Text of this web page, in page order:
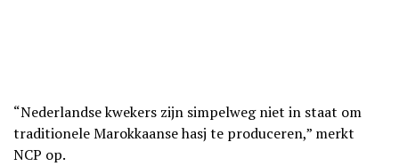
“Nederlandse kwekers zijn simpelweg niet in staat om
traditionele Marokkaanse hasj te produceren,” merkt
NCP op.